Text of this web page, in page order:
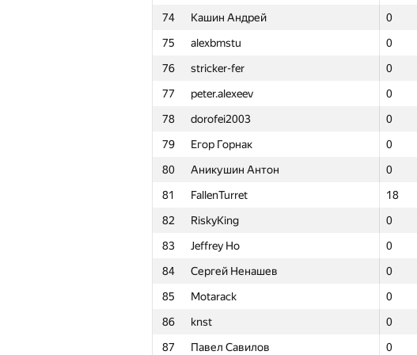
74
Кашин Андрей 0
75
alexbmstu 0
76
stricker-fer 0
77
peter.alexeev 0
78
dorofei2003 0
79
Егор Горнак 0
80
Аникушин Антон 0
81
FallenTurret 18
82
RiskyKing 0
83
Jeffrey Ho 0
84
Сергей Ненашев 0
85
Motarack 0
86
knst 0
87
Павел Савилов 0
51 gggg66 0
52
wndenis 0
53
nmmlitswe 0
54
vlad.zhcherbina 0
55
Dmitriy.AM 0
56
kasatky 0
57
yasinich 0
58
IgorEliseev21 0
59
darnley 0
60
denilv 0
61
e_vitaliy 0
62
at-guard 0
63
KarabanovAV 0
64
zhelubenkovalexandr 45